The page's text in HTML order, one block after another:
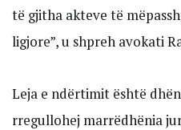
të gjitha akteve të
ligjore”, u shpreh avokati
Leja e ndërtimit është
rregullohej marrëdhënia